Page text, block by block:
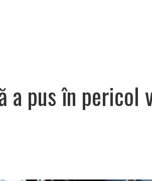
a pus în pericol